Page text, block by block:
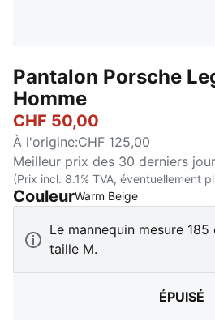
Pantalon Porsche
Homme
CHF 50,00
À l'origine:CHF 125,00
Meilleur prix des 30 derniers
(Prix incl. 8.1% TVA, éventuellement
CouleurWarm Beige:
Le mannequin mesure
taille M.
ÉPUISÉ